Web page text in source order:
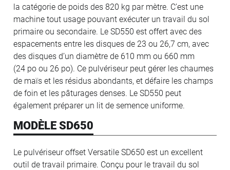
la catégorie de poids des 820 kg par mètre. C’est une
machine tout usage pouvant exécuter un travail du sol
primaire ou secondaire. Le SD550 est offert avec des
espacements entre les disques de 23 ou 26,7 cm, avec
des disques d’un diamètre de 610 mm ou 660 mm
(24 po ou 26 po). Ce pulvériseur peut gérer les chaumes
de maïs et les résidus abondants, et défaire les champs
de foin et les pâturages denses. Le SD550 peut
également préparer un lit de semence uniforme.
MODÈLE SD650
Le pulvériseur offset Versatile SD650 est un excellent
outil de travail primaire. Conçu pour le travail du sol